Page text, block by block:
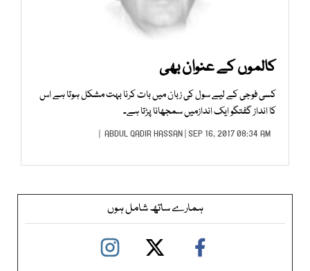
کالموں کے عنوان بھی
کسی فوجی کے لیے سول کی زبان میں بات کرنا بہت مشکل ہوتا ہے اس
کا انداز گفتگو ایک اندازمیں سمجھانا پڑتا ہے۔
ABDUL QADIR HASSAN| SEP 16, 2017 08:34 AM |
ہمارے ساتھ شامل ہوں